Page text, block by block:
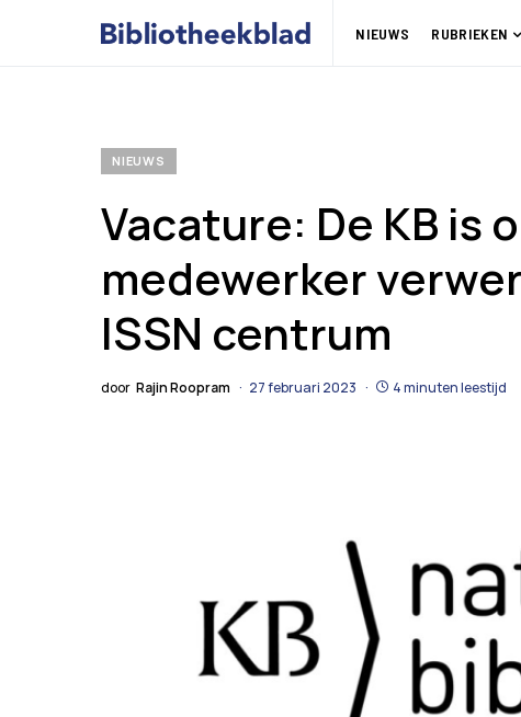
NIEUWS RUBRIEKEN
NIEUWS
Vacature: De KB is
medewerker
ISSN centrum
door Rajin Roopram 27 februari 2023 4 minuten leestijd